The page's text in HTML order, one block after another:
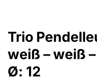
Trio
weiß – weiß
Ø: 12